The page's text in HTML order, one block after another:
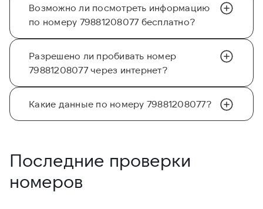
Возможно ли посмотреть информацию
по номеру 79881208077 бесплатно?
Разрешено ли пробивать номер
79881208077 через интернет?
Какие данные по номеру 79881208077?
Последние проверки
номеров